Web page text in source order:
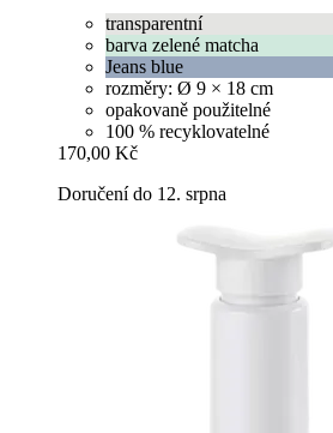
transparentní
barva zelené matcha
Jeans blue
rozměry: Ø 9 × 18 cm
opakovaně použitelné
100 % recyklovatelné
170,00 Kč
Doručení do 12. srpna